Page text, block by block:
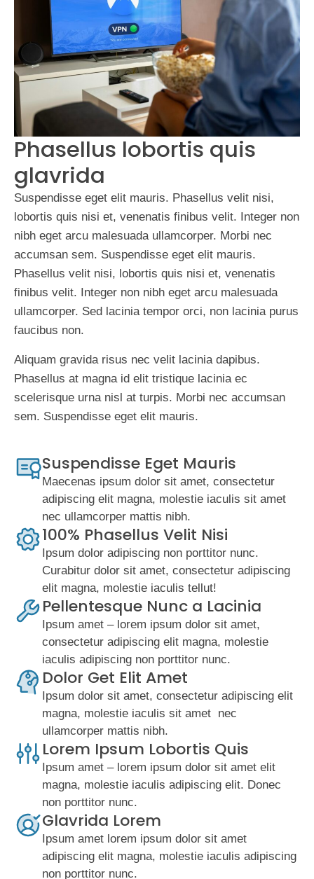
Phasellus lobortis quis
glavrida
Suspendisse eget elit mauris. Phasellus velit nisi,
lobortis quis nisi et, venenatis finibus velit. Integer non
nibh eget arcu malesuada ullamcorper. Morbi nec
accumsan sem. Suspendisse eget elit mauris.
Phasellus velit nisi, lobortis quis nisi et, venenatis
finibus velit. Integer non nibh eget arcu malesuada
ullamcorper. Sed lacinia tempor orci, non lacinia purus
faucibus non.
Aliquam gravida risus nec velit lacinia dapibus.
Phasellus at magna id elit tristique lacinia ec
scelerisque urna nisl at turpis. Morbi nec accumsan
sem. Suspendisse eget elit mauris.
Suspendisse Eget Mauris
Maecenas ipsum dolor sit amet, consectetur
adipiscing elit magna, molestie iaculis sit amet
nec ullamcorper mattis nibh.
100% Phasellus Velit Nisi
Ipsum dolor adipiscing non porttitor nunc.
Curabitur dolor sit amet, consectetur adipiscing
elit magna, molestie iaculis tellut!
Pellentesque Nunc a Lacinia
Ipsum amet – lorem ipsum dolor sit amet,
consectetur adipiscing elit magna, molestie
iaculis adipiscing non porttitor nunc.
Dolor Get Elit Amet
Ipsum dolor sit amet, consectetur adipiscing elit
magna, molestie iaculis sit amet nec
ullamcorper mattis nibh.
Lorem Ipsum Lobortis Quis
Ipsum amet – lorem ipsum dolor sit amet elit
magna, molestie iaculis adipiscing elit. Donec
non porttitor nunc.
Glavrida Lorem
Ipsum amet lorem ipsum dolor sit amet
adipiscing elit magna, molestie iaculis adipiscing
non porttitor nunc.